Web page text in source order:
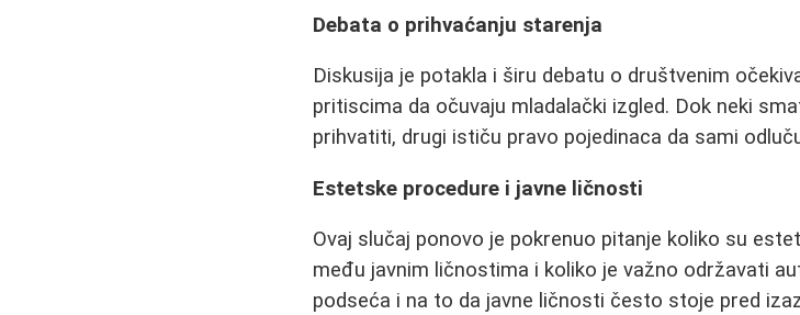
Debata o prihvaćanju starenja
Diskusija je potakla i širu debatu o društvenim
pritiscima da očuvaju mladalački izgled. Dok neki
prihvatiti, drugi ističu pravo pojedinaca da sami
Estetske procedure i javne ličnosti
Ovaj slučaj ponovo je pokrenuo pitanje koliko su
među javnim ličnostima i koliko je važno održavati
podseća i na to da javne ličnosti često stoje pred